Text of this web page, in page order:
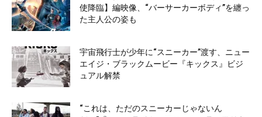
使降臨】編映像、“バーサーカーボディ”を纏っ
た主人公の姿も
宇宙飛行士が少年に“スニーカー”渡す、ニュー
エイジ・ブラックムービー『キックス』ビジ
ュアル解禁
“これは、ただのスニーカーじゃないん